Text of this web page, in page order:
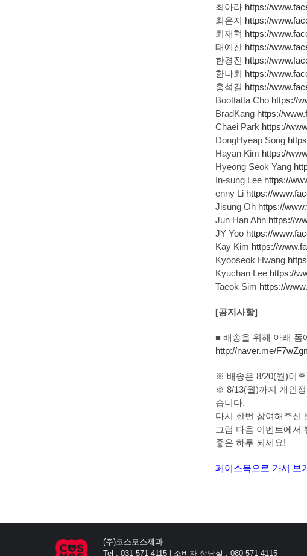
최아라 https://
최은지 https://
최재혁 https://
태예찬 https://
한경진 https://
한나최 https://
홍석길 https://
Boottatta Cho https://
BradKang https://
Chaei Park https://
DongHyeap Song
Hayan Kim https://
Hyeong Seok Yang
In-sung Lee https://
enny Li https://
Jisung Oh https://
Jun Han Ahn https://
JY Yoo https://
Kay Kim https://
Kyooseok Hwang
Kyuchan Lee https://
Taeok Sim https://
[공지사항]
■ 배송을 위해 아래 폼
http://naver.me/
※ 배송은 8/20(월)이
※ 8/13(월)까지 개인
습니다.
다시 한번 참여해주신
그럼 다음 이벤트에서
좋은 하루 되세요!
페이스북으로 가서 보
(주)코스모스제과
Tel : 031-571-4115 | 소비자 상담실 : 080-571-4115